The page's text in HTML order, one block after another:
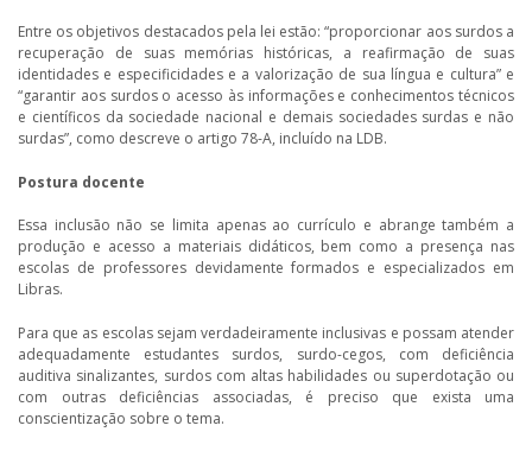
Entre os objetivos destacados pela lei estão: “proporcionar aos surdos a
recuperação de suas memórias históricas, a reafirmação de suas
identidades e especificidades e a valorização de sua língua e cultura” e
“garantir aos surdos o acesso às informações e conhecimentos técnicos
e científicos da sociedade nacional e demais sociedades surdas e não
surdas”, como descreve o artigo 78-A, incluído na LDB.
Postura docente
Essa inclusão não se limita apenas ao currículo e abrange também a
produção e acesso a materiais didáticos, bem como a presença nas
escolas de professores devidamente formados e especializados em
Libras.
Para que as escolas sejam verdadeiramente inclusivas e possam atender
adequadamente estudantes surdos, surdo-cegos, com deficiência
auditiva sinalizantes, surdos com altas habilidades ou superdotação ou
com outras deficiências associadas, é preciso que exista uma
conscientização sobre o tema.